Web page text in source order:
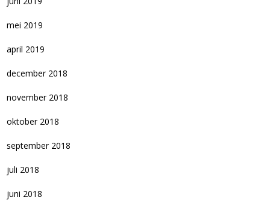
mei 2019
april 2019
december 2018
november 2018
oktober 2018
september 2018
juli 2018
juni 2018